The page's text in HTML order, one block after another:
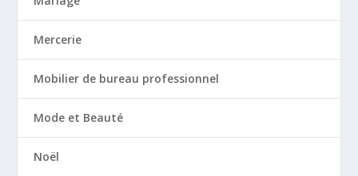
Mercerie
Mobilier de bureau professionnel
Mode et Beauté
Noël